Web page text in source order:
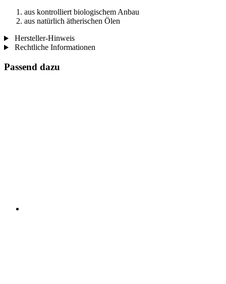
aus kontrolliert biologischem Anbau
aus natürlich ätherischen Ölen
Hersteller-Hinweis
Rechtliche Informationen
Passend dazu